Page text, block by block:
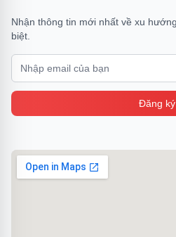
Nhận thông tin mới nhất về xu
biệt.
Đăng ký